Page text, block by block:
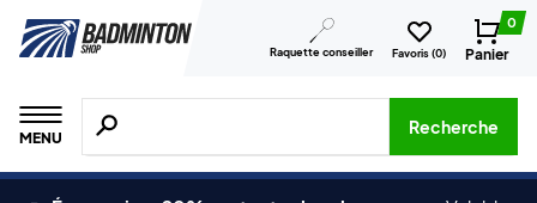
Raquette conseiller Favoris (0)
0
Panier
MENU
Recherche de produits, de marques, etc.
Recherche